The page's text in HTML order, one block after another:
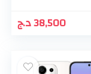
38,500د.ج